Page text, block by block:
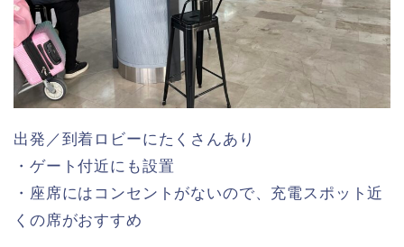
出発／到着ロビーにたくさんあり
・ゲート付近にも設置
・座席にはコンセントがないので、充電スポット近
くの席がおすすめ